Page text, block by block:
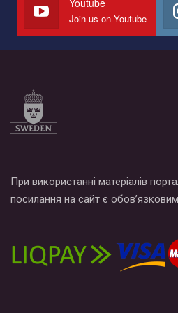
Join us on Youtube
При використанні матеріалів
посилання на сайт є